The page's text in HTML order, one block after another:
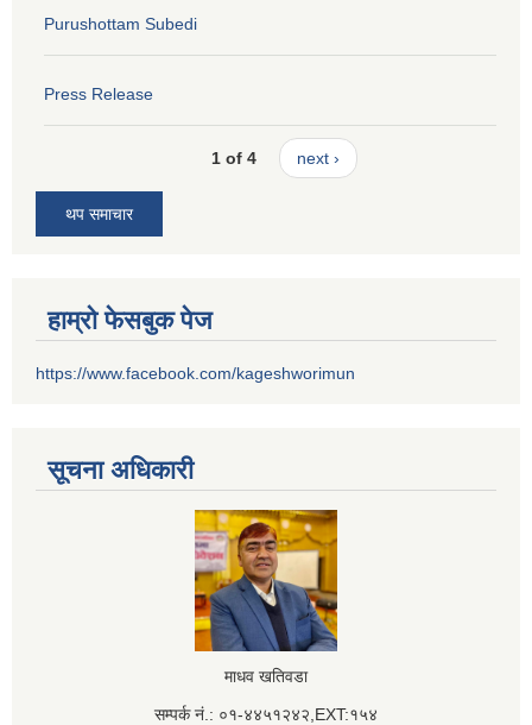
Purushottam Subedi
Press Release
1 of 4 next ›
थप समाचार
हाम्रो फेसबुक पेज
https://www.facebook.com/kageshworimun
सूचना अधिकारी
माधव खतिवडा
सम्पर्क नं.: ०१-४४५१२४२,EXT:१५४